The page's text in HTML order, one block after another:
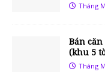
Tháng
Bán căn
(khu 5
Tháng